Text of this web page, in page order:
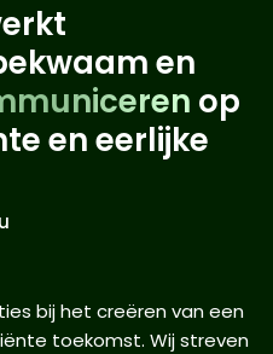
bij het creëren van een
toekomst. Wij streven
en
op
en eerlijke